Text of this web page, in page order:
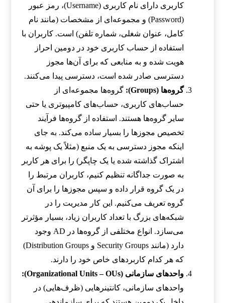
کاربری دارای نام کاربری (Username)، رمز عبور
(Password) و مجموعه‌ای از مشخصات (مانند نام
کامل، عنوان شغلی، شماره تلفن) است. کاربران با
استفاده از حساب کاربری خود در دومین احراز
هویت شده و به منابعی که برای آن‌ها مجوز
دسترسی صادر شده است، دسترسی پیدا می‌کنند.
گروه‌ها (Groups):
گروه‌ها مجموعه‌ای از
حساب‌های کاربری، حساب‌های کامپیوتری یا حتی
سایر گروه‌ها هستند. استفاده از گروه‌ها فرآیند
تخصیص مجوزها را بسیار ساده می‌کند. به جای
اینکه مجوز دسترسی به یک منبع (مثلاً یک پوشه به
اشتراک گذاشته شده یا یک چاپگر) را برای هر کاربر
به صورت جداگانه تنظیم کنیم، کاربران مرتبط را
در یک گروه قرار داده و سپس مجوزها را برای آن
گروه تعریف می‌کنیم. این کار مدیریت را در
شبکه‌های بزرگ با تعداد کاربران زیاد، بسیار مؤثرتر
می‌سازد. انواع مختلفی از گروه‌ها در AD وجود
دارد (مانند Security Groups و Distribution Groups)
که هر کدام کاربردهای خاص خود را دارند.
واحدهای سازمانی (Organizational Units – OUs):
واحدهای سازمانی، کانتینرهایی (ظرف‌هایی) در